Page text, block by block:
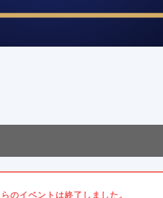
のイベントは終了しました。